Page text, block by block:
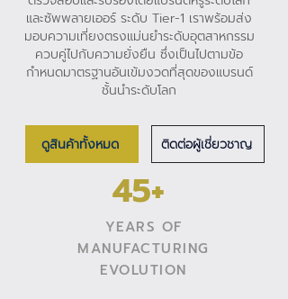
และซัพพลายเออร์ ระดับ Tier-1 เราพร้อมส่ง
มอบความเที่ยงตรงแม่นยำระดับอุตสาหกรรม
ควบคู่ไปกับความยั่งยืน ซึ่งเป็นไปตามข้อ
กำหนดมาตรฐานอันเข้มงวดที่สุดของแบรนด์
ชั้นนำระดับโลก
ดูสินค้าทั้งหมด ติดต่อผู้เชี่ยวชาญ
45+
YEARS OF
MANUFACTURING
EVOLUTION